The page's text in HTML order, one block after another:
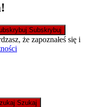
Subskrybuj
że zapoznałeś się i
Szukaj